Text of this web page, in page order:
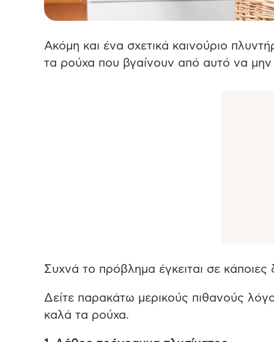
Ακόμη και ένα σχετικά καινούριο
τα ρούχα που βγαίνουν από αυτό να μην
Συχνά το πρόβλημα έγκειται σε
Δείτε παρακάτω μερικούς πιθανούς
καλά τα ρούχα.